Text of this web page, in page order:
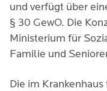
und verfügt über
§ 30 GewO. Die
Ministerium für
Familie und
Die im